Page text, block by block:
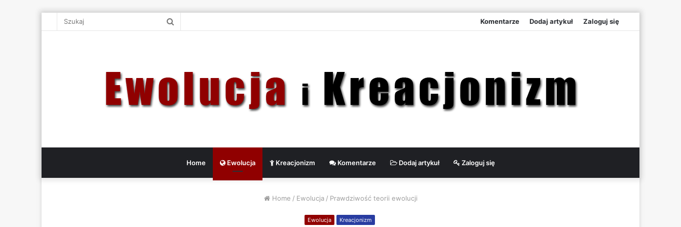
Komentarze Dodaj artykuł Zaloguj się
Home Ewolucja Kreacjonizm Komentarze Dodaj artykuł Zaloguj się
Home / Ewolucja / Prawdziwość teorii ewolucji
Ewolucja Kreacjonizm